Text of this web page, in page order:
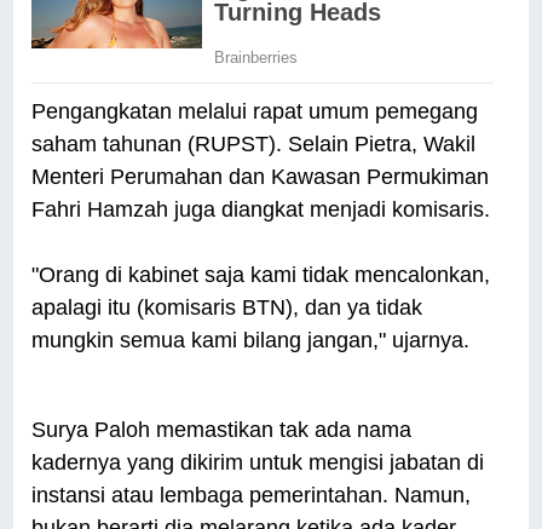
Pengangkatan melalui rapat umum pemegang
saham tahunan (RUPST). Selain Pietra, Wakil
Menteri Perumahan dan Kawasan Permukiman
Fahri Hamzah juga diangkat menjadi komisaris.
"Orang di kabinet saja kami tidak mencalonkan,
apalagi itu (komisaris BTN), dan ya tidak
mungkin semua kami bilang jangan," ujarnya.
Surya Paloh memastikan tak ada nama
kadernya yang dikirim untuk mengisi jabatan di
instansi atau lembaga pemerintahan. Namun,